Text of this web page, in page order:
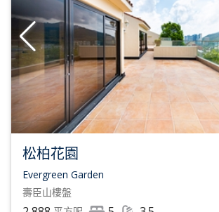
松柏花園
Evergreen Garden
壽臣山樓盤